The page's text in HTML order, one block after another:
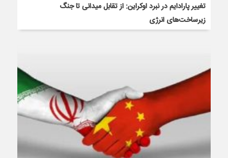
تغییر پارادایم در نبرد اوکراین: از تقابل میدانی تا جنگ
زیرساخت‌های انرژی